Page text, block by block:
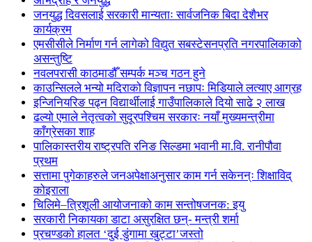
जनयुद्ध दिवसलाई सरकारी मान्यताः सार्वजनिक बिदा देशैभर
कार्यक्रम
एमसीसीले निर्माण गर्न लागेको विद्युत सबस्टेसनप्रति नगरपालिकाको
असन्तुष्टि
नवलपरासी काठमाडौँ सम्पर्क मञ्च गठन हुने
काउन्सिलले भन्यो मदिराको विज्ञापन नछापः मिडियाले लत्याए आग्रह
इन्जिनियरिङ पढ्न विद्यार्थीलाई गाउँपालिकाले दियो साढे २ लाख
ढल्यो एमाले नेतृत्वको सुदूरपश्चिम सरकारः नयाँ मुख्यमन्त्रीमा
काँग्रेसका शाह
पालिकास्तरीय राष्ट्रपति रनिङ सिल्डमा भवानी मा.वि. रानीपौवा
प्रथम
सत्तामा पुगेकाहरुले जनअपेक्षाअनुसार काम गर्न सकेनन्ः शिक्षाविद्
कोइराला
चिलिमे–त्रिशूली आयोजनाको काम सन्तोषजनक: इयु
सरकारी निकायका डाटा असुरक्षित छन्- मन्त्री शर्मा
प्रचण्डको हालत ‘दुई डुंगामा खुट्टा’जस्तो